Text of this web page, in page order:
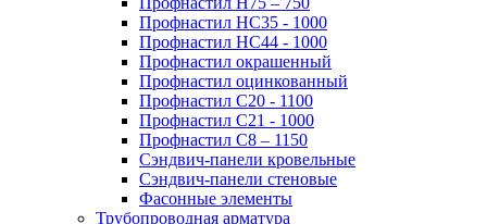
Профнастил НС35 - 1000
Профнастил НС44 - 1000
Профнастил окрашенный
Профнастил оцинкованный
Профнастил С20 - 1100
Профнастил С21 - 1000
Профнастил С8 – 1150
Сэндвич-панели кровельные
Сэндвич-панели стеновые
Фасонные элементы
Трубопроводная арматура